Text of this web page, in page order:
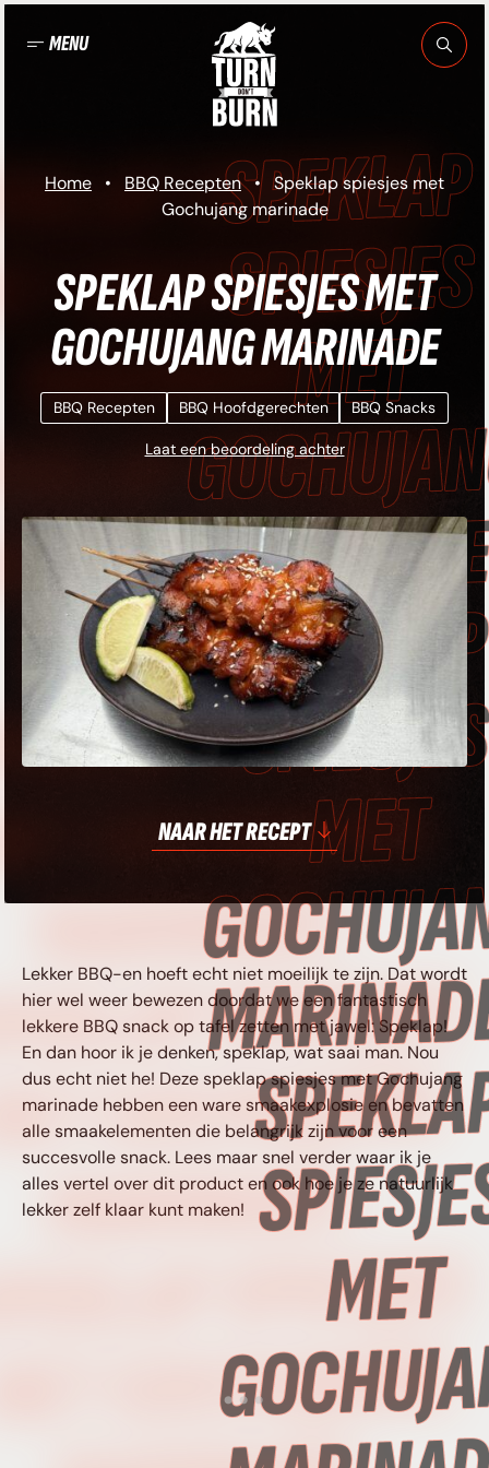
naar MENU
Home • BBQ Recepten • Speklap spiesjes met
Gochujang marinade
SPEKLAP SPIESJES MET
GOCHUJANG MARINADE
BBQ Recepten BBQ Hoofdgerechten BBQ Snacks
Laat een beoordeling achter
SPIESJES
GOCHUJANG
MARINADE •
SPIESJES
GOCHUJANG
MARINADE •
SPIESJES
GOCHUJANG
MARINADE •
SPIESJES
GOCHUJANG
MARINADE •
SPIESJES
GOCHUJANG
NAAR HET RECEPT
Lekker BBQ-en hoeft echt niet moeilijk te zijn. Dat wordt
hier wel weer bewezen doordat we een fantastisch
lekkere BBQ snack op tafel zetten met jawel: Speklap!
En dan hoor ik je denken, speklap, wat saai man. Nou
dus echt niet he! Deze speklap spiesjes met Gochujang
marinade hebben een ware smaakexplosie en bevatten
alle smaakelementen die belangrijk zijn voor een
succesvolle snack. Lees maar snel verder waar ik je
alles vertel over dit product en ook hoe je ze natuurlijk
lekker zelf klaar kunt maken!